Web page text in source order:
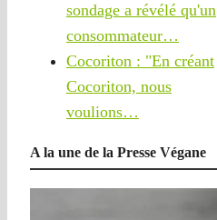
sondage a révélé qu'un
consommateur…
Cocoriton : "En créant
Cocoriton, nous
voulions…
A la une de la Presse Végane